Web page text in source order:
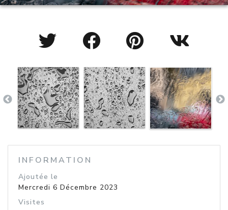
INFORMATION
Ajoutée le
Mercredi 6 Décembre 2023
Visites